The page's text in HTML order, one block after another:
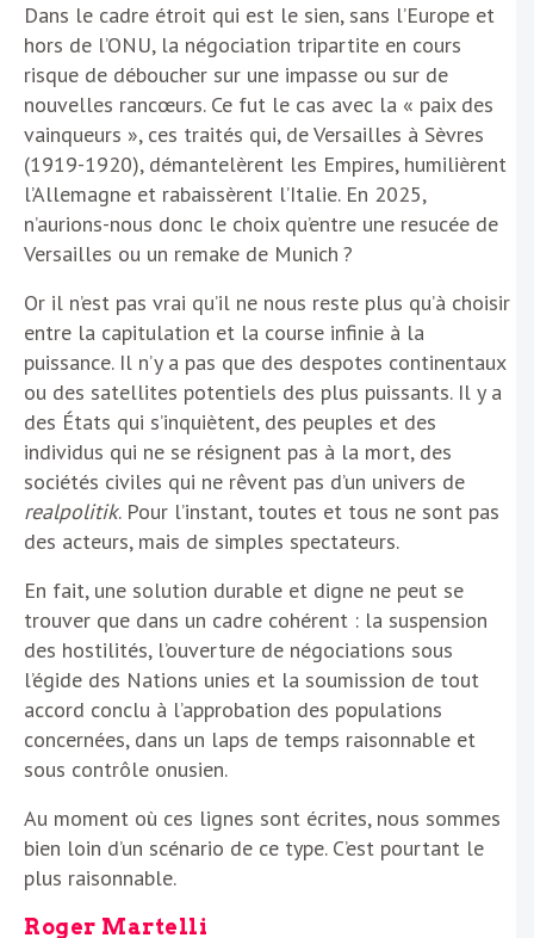
Dans le cadre étroit qui est le sien, sans l’Europe et
hors de l’ONU, la négociation tripartite en cours
risque de déboucher sur une impasse ou sur de
nouvelles rancœurs. Ce fut le cas avec la « paix des
vainqueurs », ces traités qui, de Versailles à Sèvres
(1919-1920), démantelèrent les Empires, humilièrent
l’Allemagne et rabaissèrent l’Italie. En 2025,
n’aurions-nous donc le choix qu’entre une resucée de
Versailles ou un remake de Munich ?
Or il n’est pas vrai qu’il ne nous reste plus qu’à choisir
entre la capitulation et la course infinie à la
puissance. Il n’y a pas que des despotes continentaux
ou des satellites potentiels des plus puissants. Il y a
des États qui s’inquiètent, des peuples et des
individus qui ne se résignent pas à la mort, des
sociétés civiles qui ne rêvent pas d’un univers de
realpolitik. Pour l’instant, toutes et tous ne sont pas
des acteurs, mais de simples spectateurs.
En fait, une solution durable et digne ne peut se
trouver que dans un cadre cohérent : la suspension
des hostilités, l’ouverture de négociations sous
l’égide des Nations unies et la soumission de tout
accord conclu à l’approbation des populations
concernées, dans un laps de temps raisonnable et
sous contrôle onusien.
Au moment où ces lignes sont écrites, nous sommes
bien loin d’un scénario de ce type. C’est pourtant le
plus raisonnable.
Roger Martelli